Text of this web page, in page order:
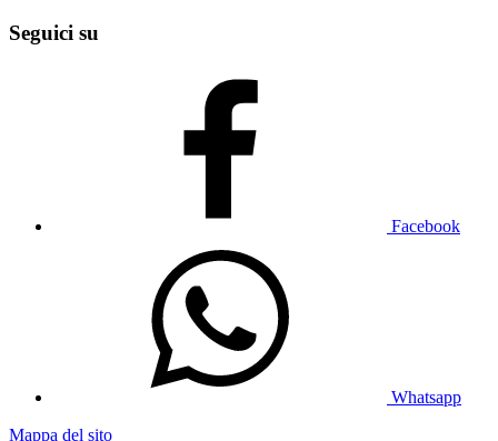
Seguici su
Facebook
Whatsapp
Mappa del sito